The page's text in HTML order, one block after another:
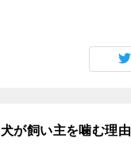
犬が飼い主を噛む理